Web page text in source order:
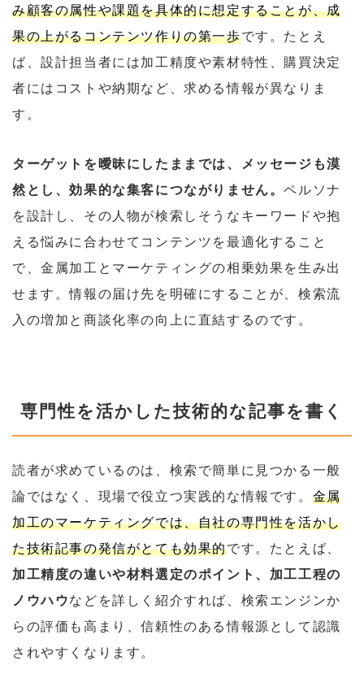
み顧客の属性や課題を具体的に想定することが、成
果の上がるコンテンツ作りの第一歩です。たとえ
ば、設計担当者には加工精度や素材特性、購買決定
者にはコストや納期など、求める情報が異なりま
す。
ターゲットを曖昧にしたままでは、メッセージも漠
然とし、効果的な集客につながりません。ペルソナ
を設計し、その人物が検索しそうなキーワードや抱
える悩みに合わせてコンテンツを最適化すること
で、金属加工とマーケティングの相乗効果を生み出
せます。情報の届け先を明確にすることが、検索流
入の増加と商談化率の向上に直結するのです。
専門性を活かした技術的な記事を書く
読者が求めているのは、検索で簡単に見つかる一般
論ではなく、現場で役立つ実践的な情報です。 金属
加工のマーケティングでは、自社の専門性を活かし
た技術記事の発信がとても効果的です。たとえば、
加工精度の違いや材料選定のポイント、加工工程の
ノウハウなどを詳しく紹介すれば、検索エンジンか
らの評価も高まり、信頼性のある情報源として認識
されやすくなります。